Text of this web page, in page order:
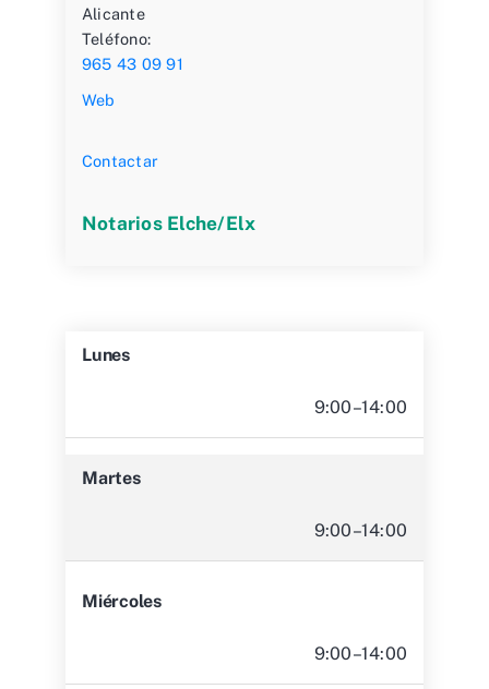
Alicante
Teléfono:
965 43 09 91
Web
Contactar
Notarios Elche/Elx
Lunes
9:00–14:00
Martes
9:00–14:00
Miércoles
9:00–14:00